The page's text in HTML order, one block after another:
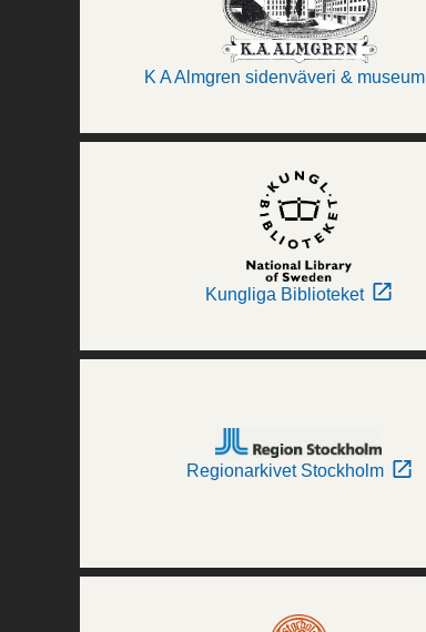
K A Almgren sidenväveri & museum
Kungliga Biblioteket
Regionarkivet Stockholm